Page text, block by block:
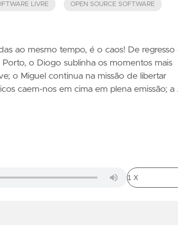
LIVRE OPEN SOURCE SOFTWARE
ao mesmo tempo, é o caos! De regresso
o Diogo sublinha os momentos mais
o Miguel continua na missão de libertar
caem-nos em cima em plena emissão; a